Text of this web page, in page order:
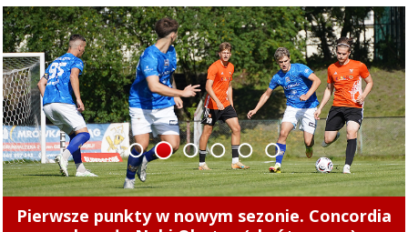
Tak zarabiają szefowie miejskich spółek.
1 2 3 4 5 6